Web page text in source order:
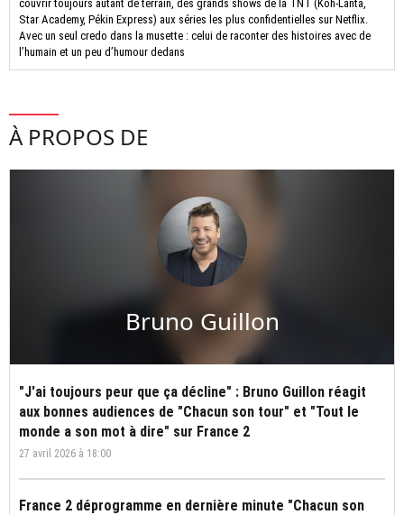
couvrir toujours autant de terrain, des grands shows de la TNT (Koh-Lanta,
Star Academy, Pékin Express) aux séries les plus confidentielles sur Netflix.
Avec un seul credo dans la musette : celui de raconter des histoires avec de
l’humain et un peu d’humour dedans
À PROPOS DE
Bruno Guillon
"J'ai toujours peur que ça décline" : Bruno Guillon réagit
aux bonnes audiences de "Chacun son tour" et "Tout le
monde a son mot à dire" sur France 2
27 avril 2026 à 18:00
France 2 déprogramme en dernière minute "Chacun son